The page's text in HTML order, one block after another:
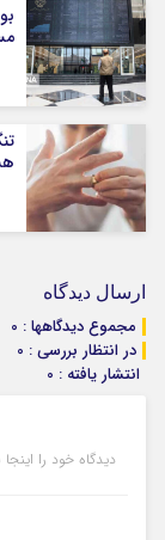
ارسال دیدگاه
مجموع دیدگاهها : 0
در انتظار بررسی : 0
انتشار یافته : 0
دیدگاه خود را